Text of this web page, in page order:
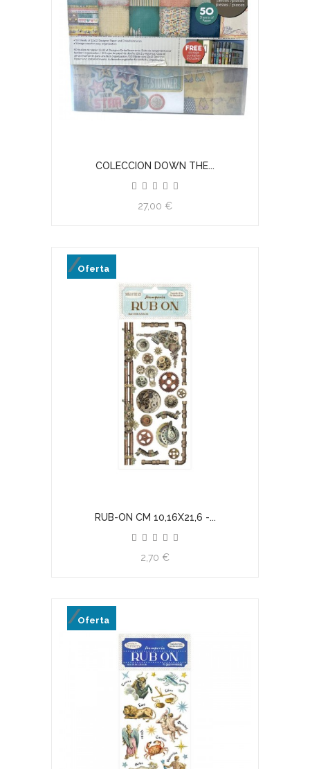
COLECCION DOWN THE...
27,00 €
Oferta
RUB-ON CM 10,16X21,6 -...
2,70 €
Oferta